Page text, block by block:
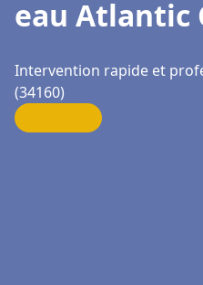
eau Atlantic
Intervention rapide et
(34160)